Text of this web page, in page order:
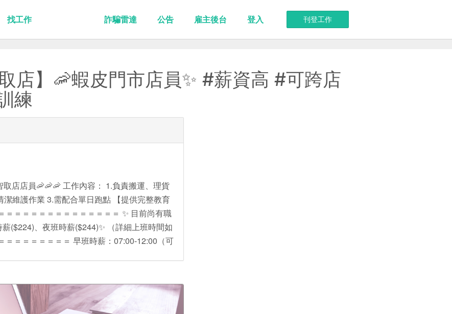
刊登工作
找工作 詐騙雷達 公告 雇主後台 登入
店】🦐蝦皮門市店員✨ #薪資高 #可跨店
練
店店員🦐🦐🦐 工作內容： 1.負責搬運、理貨
維護作業 3.需配合單日跑點 【提供完整教育
＝＝＝＝＝＝＝＝＝＝＝＝＝＝ ✨ 目前尚有職
($224)、夜班時薪($244)✨ （詳細上班時間如
＝＝＝＝＝＝＝＝ 早班時薪：07:00-12:00（可